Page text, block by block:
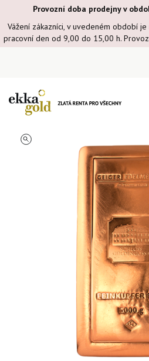
Provozní doba prodejny v
Vážení zákazníci, v uvedeném období
pracovní den od 9,00 do 15,00 h.